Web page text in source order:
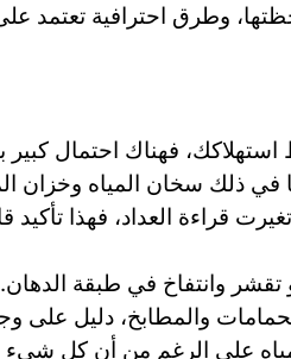
وطرق احترافية تعتمد
استهلاكك، فهناك احتمال
في ذلك سخان المياه
قراءة العداد، فهذا
تقشر وانتفاخ في طبقة الدهان.
والمطابخ، دليل على
على الرغم من أن كل